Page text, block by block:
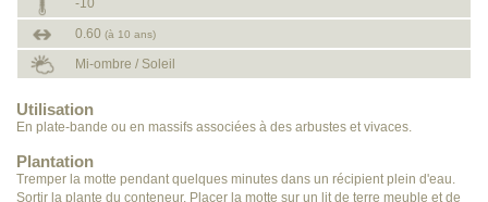
-10
0.60 (à 10 ans)
Mi-ombre / Soleil
Utilisation
En plate-bande ou en massifs associées à des arbustes et vivaces.
Plantation
Tremper la motte pendant quelques minutes dans un récipient plein d'eau.
Sortir la plante du conteneur. Placer la motte sur un lit de terre meuble et de